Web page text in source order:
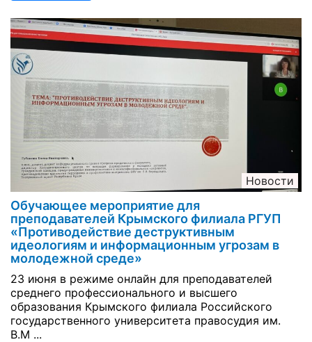
Новости
Обучающее мероприятие для
преподавателей Крымского филиала РГУП
«Противодействие деструктивным
идеологиям и информационным угрозам в
молодежной среде»
23 июня в режиме онлайн для преподавателей
среднего профессионального и высшего
образования Крымского филиала Российского
государственного университета правосудия им.
В.М ...